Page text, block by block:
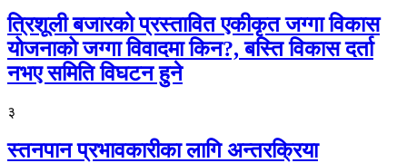
त्रिशूली बजारको प्रस्तावित एकीकृत जग्गा विकास
योजनाको जग्गा विवादमा किन?, बस्ति विकास दर्ता
नभए समिति विघटन हुने
३
स्तनपान प्रभावकारीका लागि अन्तरक्रिया